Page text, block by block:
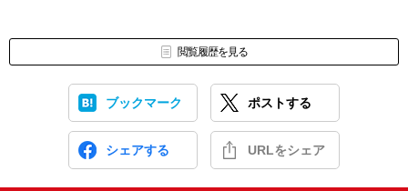
閲覧履歴を見る
ブックマーク ポストする
シェアする URLをシェア